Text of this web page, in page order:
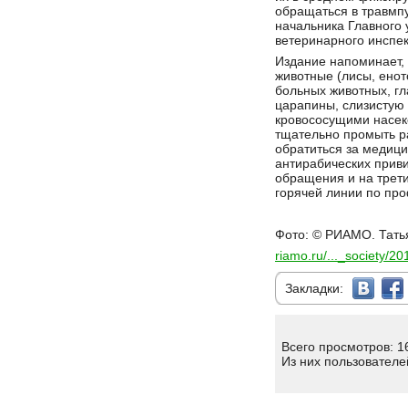
обращаться в
начальника Главного
ветеринарного
Издание напоминает,
животные (лисы,
больных животных,
царапины, слизистую
кровососущими
тщательно промыть
обратиться за
антирабических
обращения и на
горячей линии по
Фото: © РИАМО.
riamo.ru/..._society/
Закладки:
Всего просмотров:
Из них